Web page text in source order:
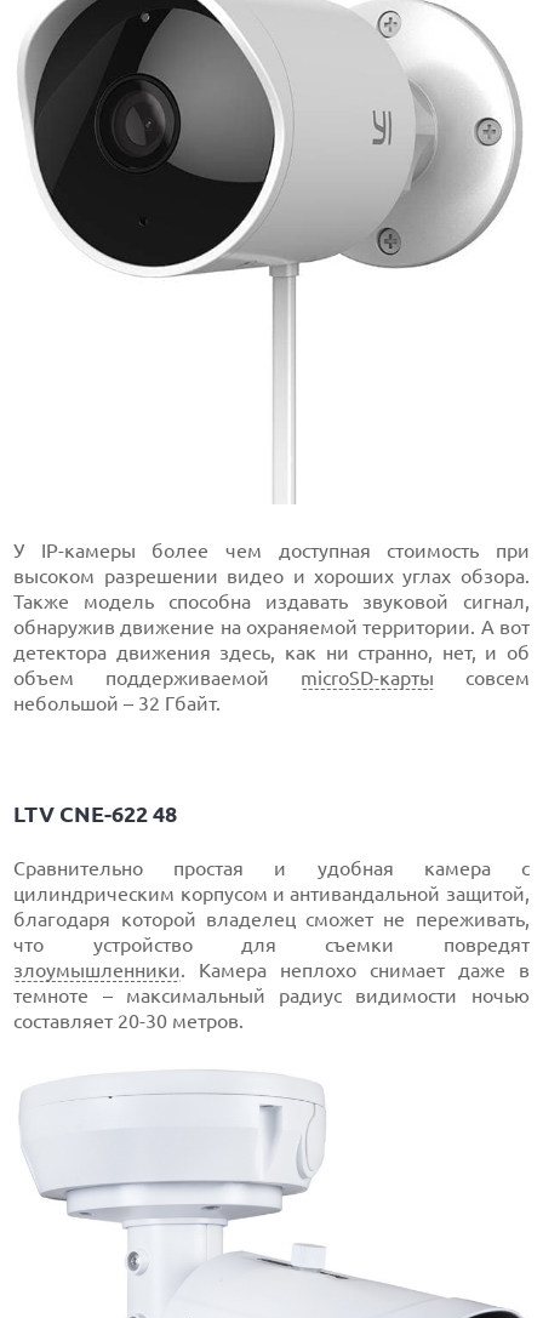
У IP-камеры более чем доступная стоимость при
высоком разрешении видео и хороших углах обзора.
Также модель способна издавать звуковой сигнал,
обнаружив движение на охраняемой территории. А вот
детектора движения здесь, как ни странно, нет, и об
объем поддерживаемой microSD-карты совсем
небольшой – 32 Гбайт.
LTV CNE-622 48
Сравнительно простая и удобная камера с
цилиндрическим корпусом и антивандальной защитой,
благодаря которой владелец сможет не переживать,
что устройство для съемки повредят
злоумышленники. Камера неплохо снимает даже в
темноте – максимальный радиус видимости ночью
составляет 20-30 метров.